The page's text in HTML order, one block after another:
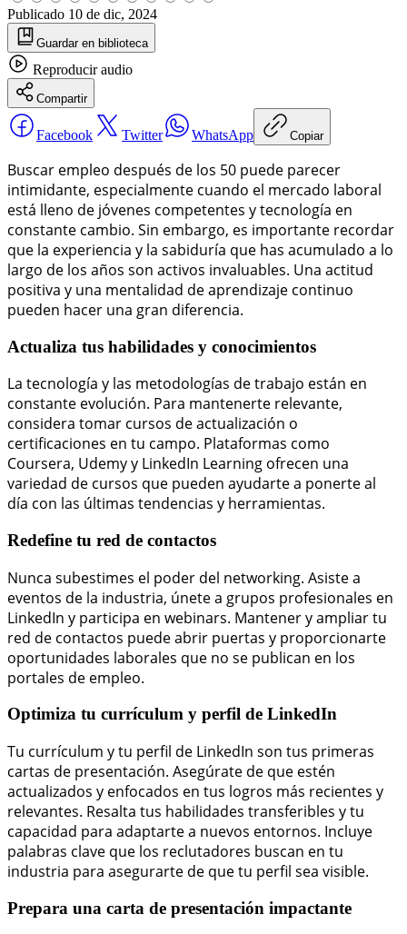
Publicado 10 de dic, 2024
Guardar en biblioteca
Reproduciraudio
Compartir
Facebook Twitter WhatsApp Copiar
Buscar empleo después de los 50 puede parecer
intimidante, especialmente cuando el mercado laboral
está lleno de jóvenes competentes y tecnología en
constante cambio. Sin embargo, es importante recordar
que la experiencia y la sabiduría que has acumulado a lo
largo de los años son activos invaluables. Una actitud
positiva y una mentalidad de aprendizaje continuo
pueden hacer una gran diferencia.
Actualiza tus habilidades y conocimientos
La tecnología y las metodologías de trabajo están en
constante evolución. Para mantenerte relevante,
considera tomar cursos de actualización o
certificaciones en tu campo. Plataformas como
Coursera, Udemy y LinkedIn Learning ofrecen una
variedad de cursos que pueden ayudarte a ponerte al
día con las últimas tendencias y herramientas.
Redefine tu red de contactos
Nunca subestimes el poder del networking. Asiste a
eventos de la industria, únete a grupos profesionales en
LinkedIn y participa en webinars. Mantener y ampliar tu
red de contactos puede abrir puertas y proporcionarte
oportunidades laborales que no se publican en los
portales de empleo.
Optimiza tu currículum y perfil de LinkedIn
Tu currículum y tu perfil de LinkedIn son tus primeras
cartas de presentación. Asegúrate de que estén
actualizados y enfocados en tus logros más recientes y
relevantes. Resalta tus habilidades transferibles y tu
capacidad para adaptarte a nuevos entornos. Incluye
palabras clave que los reclutadores buscan en tu
industria para asegurarte de que tu perfil sea visible.
Prepara una carta de presentación impactante